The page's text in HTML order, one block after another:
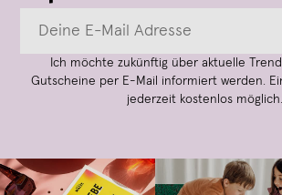
Ich möchte zukünftig über aktuelle
Gutscheine per E-Mail informiert werden.
jederzeit kostenlos möglich.